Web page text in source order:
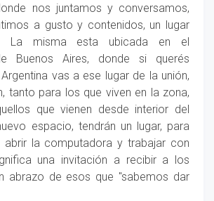
nos juntamos y conversamos,
a gusto y contenidos, un lugar
La misma esta ubicada en el
Buenos Aires, donde si querés
vas a ese lugar de la unión,
tanto para los que viven en la zona,
que vienen desde interior del
espacio, tendrán un lugar, para
la computadora y trabajar con
una invitación a recibir a los
abrazo de esos que "sabemos dar